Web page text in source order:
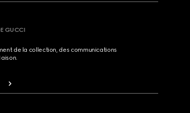
GUCCI
de la collection, des communications